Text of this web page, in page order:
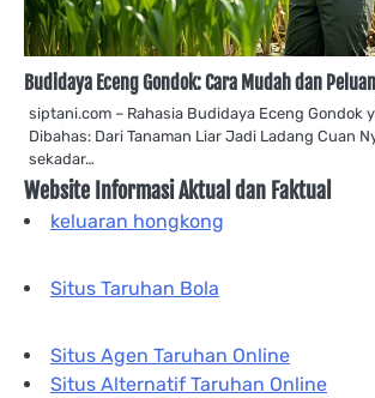
Budidaya Eceng Gondok: Cara Mudah dan
siptani.com – Rahasia Budidaya Eceng Gondok
Dibahas: Dari Tanaman Liar Jadi Ladang Cuan
sekadar…
Website Informasi Aktual dan Faktual
keluaran hongkong
Situs Taruhan Bola
Situs Agen Taruhan Online
Situs Alternatif Taruhan Online